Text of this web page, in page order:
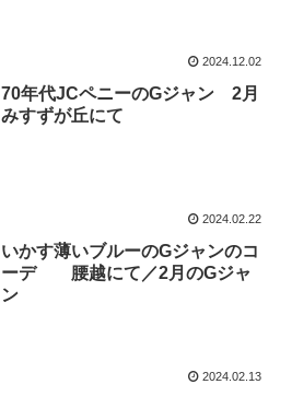
2024.12.02
70年代JCペニーのGジャン 2月
みすずが丘にて
2024.02.22
いかす薄いブルーのGジャンのコ
ーデ 腰越にて／2月のGジャ
ン
2024.02.13